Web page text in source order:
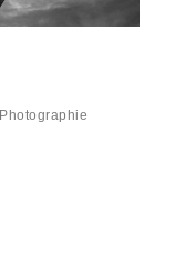
Photographie